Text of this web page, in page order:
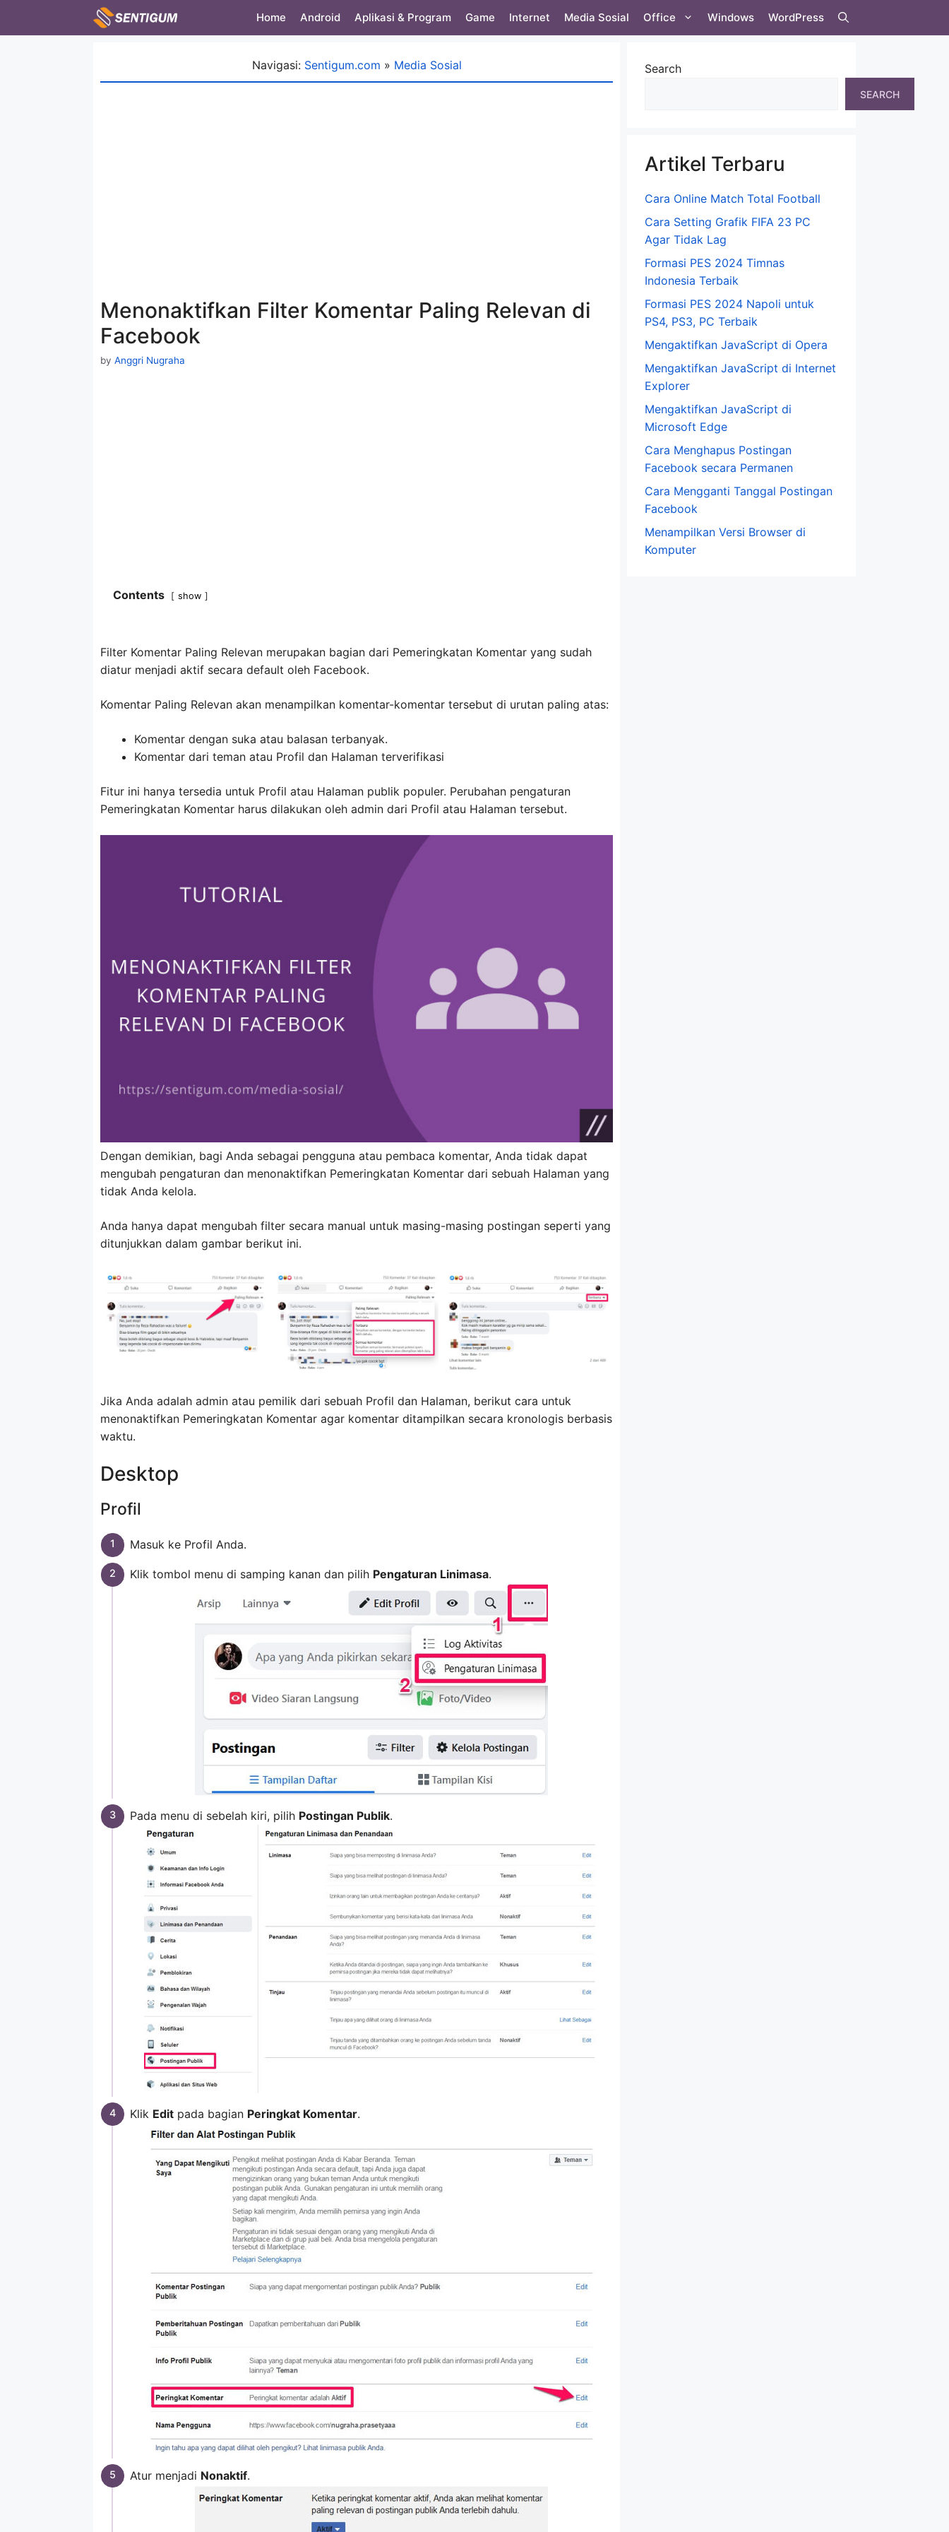
Home Android Aplikasi & Program Game Internet Media Sosial Office Windows WordPress
Navigasi: Sentigum.com » Media Sosial
Menonaktifkan Filter Komentar Paling Relevan di
Facebook
by Anggri Nugraha
Contents show
Filter Komentar Paling Relevan merupakan bagian dari Pemeringkatan Komentar yang sudah
diatur menjadi aktif secara default oleh Facebook.
Komentar Paling Relevan akan menampilkan komentar-komentar tersebut di urutan paling atas:
Komentar dengan suka atau balasan terbanyak.
Komentar dari teman atau Profil dan Halaman terverifikasi
Fitur ini hanya tersedia untuk Profil atau Halaman publik populer. Perubahan pengaturan
Pemeringkatan Komentar harus dilakukan oleh admin dari Profil atau Halaman tersebut.
Dengan demikian, bagi Anda sebagai pengguna atau pembaca komentar, Anda tidak dapat
mengubah pengaturan dan menonaktifkan Pemeringkatan Komentar dari sebuah Halaman yang
tidak Anda kelola.
Anda hanya dapat mengubah filter secara manual untuk masing-masing postingan seperti yang
ditunjukkan dalam gambar berikut ini.
Jika Anda adalah admin atau pemilik dari sebuah Profil dan Halaman, berikut cara untuk
menonaktifkan Pemeringkatan Komentar agar komentar ditampilkan secara kronologis berbasis
waktu.
Desktop
Profil
Masuk ke Profil Anda.
Klik tombol menu di samping kanan dan pilih Pengaturan Linimasa.
Pada menu di sebelah kiri, pilih Postingan Publik.
Klik Editpada bagian Peringkat Komentar.
Atur menjadi Nonaktif.
Search
SEARCH
Artikel Terbaru
Cara Online Match Total Football
Cara Setting Grafik FIFA 23 PC
Agar Tidak Lag
Formasi PES 2024 Timnas
Indonesia Terbaik
Formasi PES 2024 Napoli untuk
PS4, PS3, PC Terbaik
Mengaktifkan JavaScript di Opera
Mengaktifkan JavaScript di Internet
Explorer
Mengaktifkan JavaScript di
Microsoft Edge
Cara Menghapus Postingan
Facebook secara Permanen
Cara Mengganti Tanggal Postingan
Facebook
Menampilkan Versi Browser di
Komputer